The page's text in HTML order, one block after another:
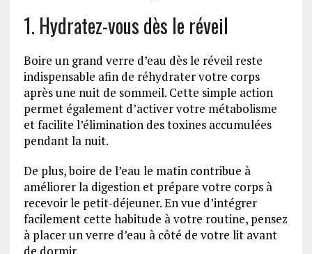
1. Hydratez-vous dès le réveil
Boire un grand verre d’eau dès le réveil reste
indispensable afin de réhydrater votre corps
après une nuit de sommeil. Cette simple action
permet également d’activer votre métabolisme
et facilite l’élimination des toxines accumulées
pendant la nuit.
De plus, boire de l’eau le matin contribue à
améliorer la digestion et prépare votre corps à
recevoir le petit-déjeuner. En vue d’intégrer
facilement cette habitude à votre routine, pensez
à placer un verre d’eau à côté de votre lit avant